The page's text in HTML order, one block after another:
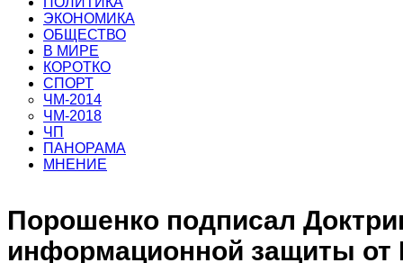
ЭКОНОМИКА
ОБЩЕСТВО
В МИРЕ
КОРОТКО
СПОРТ
ЧМ-2014
ЧМ-2018
ЧП
ПАНОРАМА
МНЕНИЕ
Порошенко подписал
информационной защиты от